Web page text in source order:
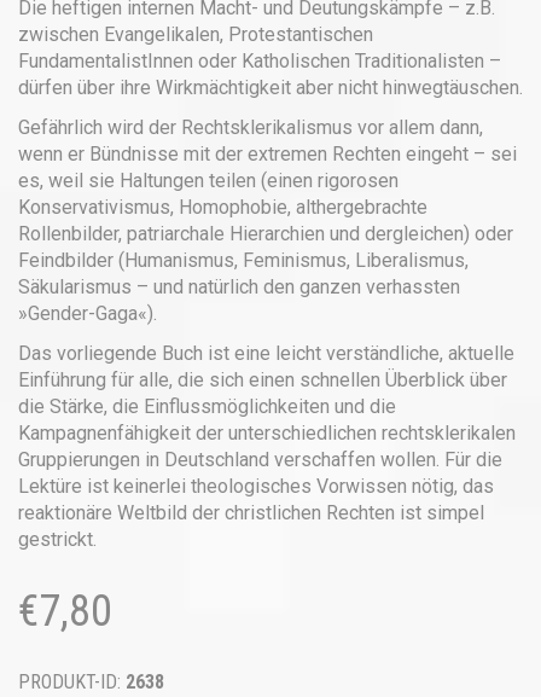
Die heftigen internen Macht- und Deutungskämpfe – z.B.
zwischen Evangelikalen, Protestantischen
FundamentalistInnen oder Katholischen Traditionalisten –
dürfen über ihre Wirkmächtigkeit aber nicht hinwegtäuschen.
Gefährlich wird der Rechtsklerikalismus vor allem dann,
wenn er Bündnisse mit der extremen Rechten eingeht – sei
es, weil sie Haltungen teilen (einen rigorosen
Konservativismus, Homophobie, althergebrachte
Rollenbilder, patriarchale Hierarchien und dergleichen) oder
Feindbilder (Humanismus, Feminismus, Liberalismus,
Säkularismus – und natürlich den ganzen verhassten
»Gender-Gaga«).
Das vorliegende Buch ist eine leicht verständliche, aktuelle
Einführung für alle, die sich einen schnellen Überblick über
die Stärke, die Einflussmöglichkeiten und die
Kampagnenfähigkeit der unterschiedlichen rechtsklerikalen
Gruppierungen in Deutschland verschaffen wollen. Für die
Lektüre ist keinerlei theologisches Vorwissen nötig, das
reaktionäre Weltbild der christlichen Rechten ist simpel
gestrickt.
€7,80
PRODUKT-ID: 2638